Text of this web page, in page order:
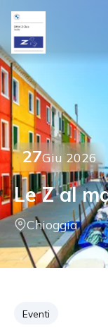
27Giu 2026
Le Z al
Chioggia
Eventi